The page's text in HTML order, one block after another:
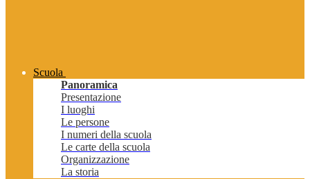
Scuola
Panoramica
Presentazione
I luoghi
Le persone
I numeri della scuola
Le carte della scuola
Organizzazione
La storia